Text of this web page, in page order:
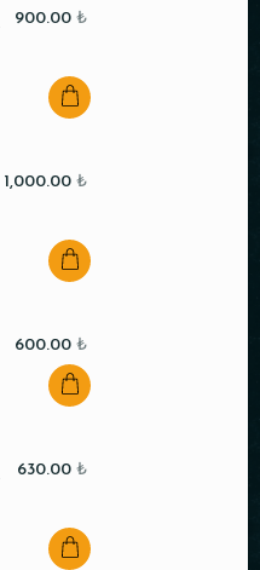
900.00 ₺
1,000.00 ₺
600.00 ₺
630.00 ₺